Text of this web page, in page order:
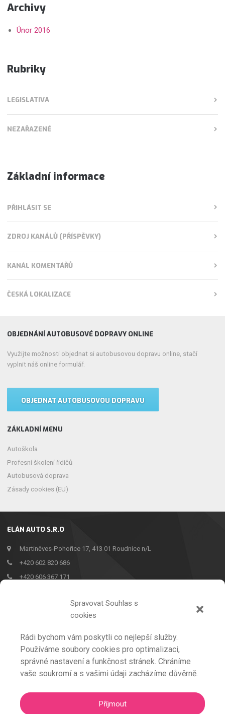
Spravovat Souhlas s
cookies
Rádi bychom vám poskytli co nejlepší služby.
Používáme soubory cookies pro optimalizaci,
správné nastavení a funkčnost stránek. Chráníme
vaše soukromí a s vašimi údaji zacházíme důvěrně.
Příjmout
Archivy
Únor 2016
Rubriky
LEGISLATIVA
NEZAŘAZENÉ
Základní informace
PŘIHLÁSIT SE
ZDROJ KANÁLŮ (PŘÍSPĚVKY)
KANÁL KOMENTÁŘŮ
ČESKÁ LOKALIZACE
ELÁN AUTO S.R.O
Martiněves-Pohořice 17, 413 01 Roudnice n/L
+420 602 820 686
+420 606 367 171
OBJEDNÁNÍ AUTOBUSOVÉ DOPRAVY ONLINE
Využijte možnosti objednat si autobusovou dopravu online, stačí
vyplnit náš online formulář.
OBJEDNAT AUTOBUSOVOU DOPRAVU
ZÁKLADNÍ MENU
Autoškola
Profesní školení řidičů
Autobusová doprava
Zásady cookies (EU)
AUTOŠKOLA
PROFESNÍ ŠKOLENÍ ŘIDIČŮ
ZÁSADY COOKIES (EU)